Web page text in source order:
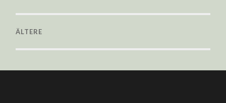
ÄLTERE